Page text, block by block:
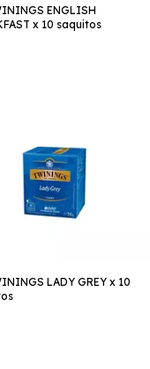
ENGLISH
x 10 saquitos
LADY GREY x 10